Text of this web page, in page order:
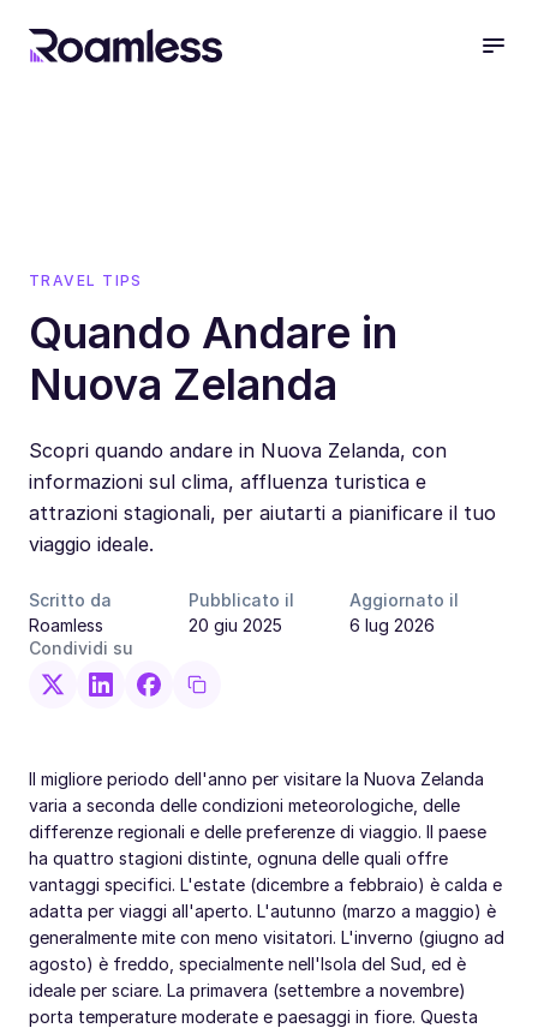
TRAVEL TIPS
Quando Andare in
Nuova Zelanda
Scopri quando andare in Nuova Zelanda, con
informazioni sul clima, affluenza turistica e
attrazioni stagionali, per aiutarti a pianificare il tuo
viaggio ideale.
Scritto da
Roamless
Pubblicato il
20 giu 2025
Aggiornato il
6 lug 2026
Condividi su
Il migliore periodo dell'anno per visitare la Nuova Zelanda
varia a seconda delle condizioni meteorologiche, delle
differenze regionali e delle preferenze di viaggio. Il paese
ha quattro stagioni distinte, ognuna delle quali offre
vantaggi specifici. L'estate (dicembre a febbraio) è calda e
adatta per viaggi all'aperto. L'autunno (marzo a maggio) è
generalmente mite con meno visitatori. L'inverno (giugno ad
agosto) è freddo, specialmente nell'Isola del Sud, ed è
ideale per sciare. La primavera (settembre a novembre)
porta temperature moderate e paesaggi in fiore. Questa